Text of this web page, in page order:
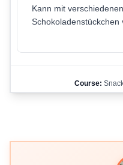
Kann mit
Schokoladenstückchen
Course: